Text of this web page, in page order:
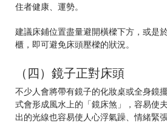
住者健康、運勢。
建議床鋪位置盡量避開橫樑下方，或是
櫃，即可避免床頭壓樑的狀況。
（四）鏡子正對床頭
不少人會將帶有鏡子的化妝桌或全身鏡
式會形成風水上的「鏡床煞」，容易使
出的光線也容易使人心浮氣躁、情緒緊